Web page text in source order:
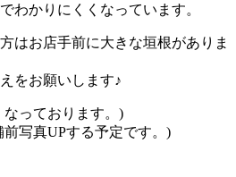
わかりにくくなっています。
はお店手前に大きな垣根がありま
をお願いします♪
っております。)
写真UPする予定です。)